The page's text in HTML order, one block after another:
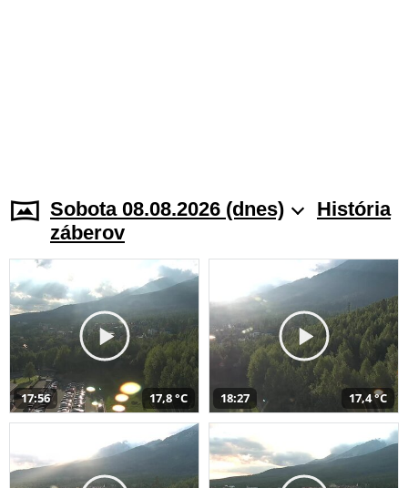
Sobota 08.08.2026 (dnes)
História
záberov
17:56 17,8 °C 18:27 17,4 °C